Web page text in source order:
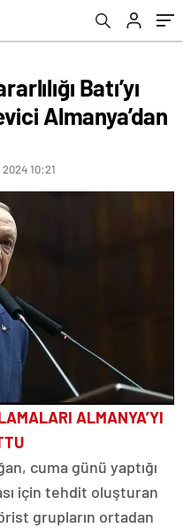
Batı’yı
Almanya’dan
10:21
ALMANYA’YI
cuma günü yaptığı
için tehdit oluşturan
grupların ortadan